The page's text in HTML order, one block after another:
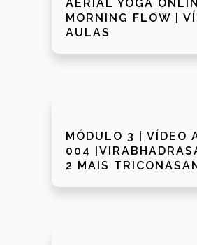
AERIAL YOGA
MORNING FLOW |
AULAS
MÓDULO 3 | VÍDEO
004
2 MAIS